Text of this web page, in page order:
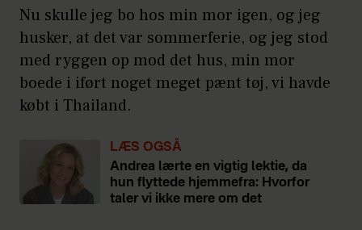
Nu skulle jeg bo hos min mor igen, og jeg
husker, at det var sommerferie, og jeg stod
med ryggen op mod det hus, min mor
boede i iført noget meget pænt tøj, vi havde
købt i Thailand.
LÆS OGSÅ
Andrea lærte en vigtig lektie, da
hun flyttede hjemmefra: Hvorfor
taler vi ikke mere om det